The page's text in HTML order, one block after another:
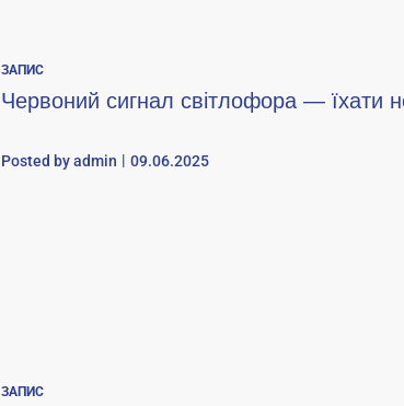
ЗАПИС
Червоний сигнал світлофора — їхати
Posted byadmin 09.06.2025
ЗАПИС